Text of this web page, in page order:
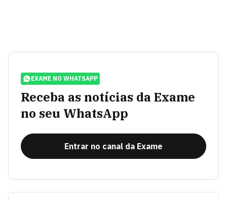
EXAME NO WHATSAPP
Receba as notícias da Exame
no seu WhatsApp
Entrar no canal da Exame